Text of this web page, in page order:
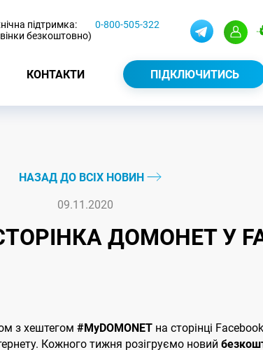
підтримка:
безкоштовно)
0-800-505-322
КОНТАКТИ ПІДКЛЮЧИТИСЬ
НАЗАД ДО ВСІХ НОВИН
09.11.2020
ДОМОНЕТ У
з хештегом #MyDOMONET на сторінці
Кожного тижня розігруємо новий